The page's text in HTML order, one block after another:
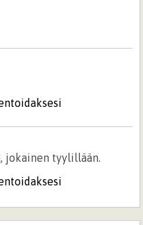
jokainen tyylillään.